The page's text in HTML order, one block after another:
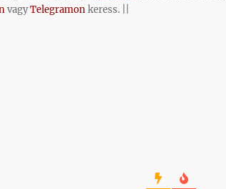
vagyTelegramonkeress. ||